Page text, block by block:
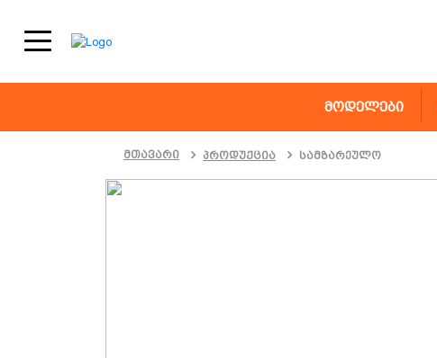
+995591420002
მოდელები
მთავარი პროდუქცია სამზარეულო